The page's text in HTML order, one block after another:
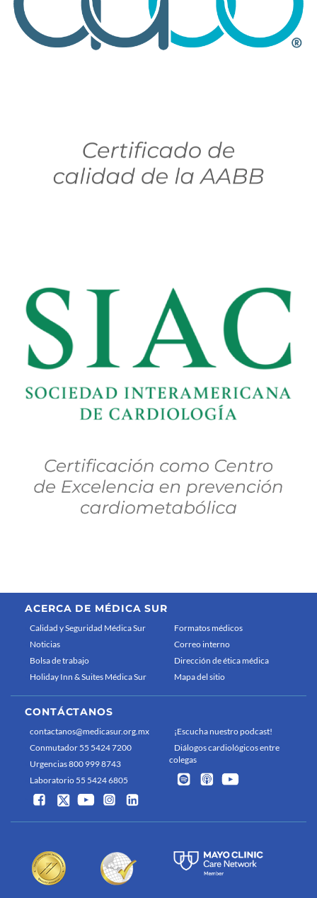
ACERCA DE MÉDICA SUR
Calidad y Seguridad Médica Sur
Noticias
Bolsa de trabajo
Holiday Inn & Suites Médica Sur
Formatos médicos
Correo interno
Dirección de ética médica
Mapa del sitio
CONTÁCTANOS
contactanos@medicasur.org.mx
Conmutador 55 5424 7200
Urgencias 800 999 8743
Laboratorio 55 5424 6805
¡Escucha nuestro podcast!
Diálogos cardiológicos entre
colegas